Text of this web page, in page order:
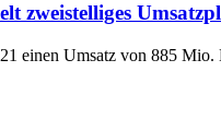
zweistelliges
einen Umsatz von 885